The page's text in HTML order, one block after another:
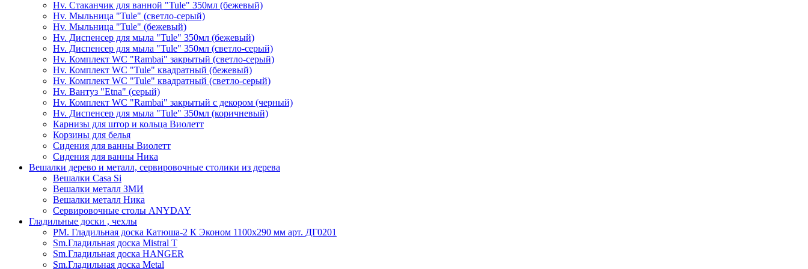
Hv. Стаканчик для ванной "Tule" 350мл (бежевый)
Hv. Мыльница "Tule" (светло-серый)
Hv. Мыльница "Tule" (бежевый)
Hv. Диспенсер для мыла "Tule" 350мл (бежевый)
Hv. Диспенсер для мыла "Tule" 350мл (светло-серый)
Hv. Комплект WC "Rambai" закрытый (светло-серый)
Hv. Комплект WC "Tule" квадратный (бежевый)
Hv. Комплект WC "Tule" квадратный (светло-серый)
Hv. Вантуз "Etna" (серый)
Hv. Комплект WC "Rambai" закрытый с декором (черный)
Hv. Диспенсер для мыла "Tule" 350мл (коричневый)
Карнизы для штор и кольца Виолетт
Корзины для белья
Сидения для ванны Виолетт
Сидения для ванны Ника
Вешалки дерево и металл, сервировочные столики из дерева
Вешалки Casa Si
Вешалки металл ЗМИ
Вешалки металл Ника
Сервировочные столы ANYDAY
Гладильные доски , чехлы
PM. Гладильная доска Катюша-2 К Эконом 1100х290 мм арт. ДГ0201
Sm.Гладильная доска Mistral T
Sm.Гладильная доска HANGER
Sm.Гладильная доска Metal